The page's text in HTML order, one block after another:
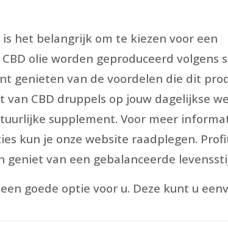
is het belangrijk om te kiezen voor een
olie worden geproduceerd volgens
genieten van de voordelen die dit
CBD druppels op jouw dagelijkse
supplement. Voor meer
kun je onze website raadplegen.
geniet van een gebalanceerde
goede optie voor u. Deze kunt u